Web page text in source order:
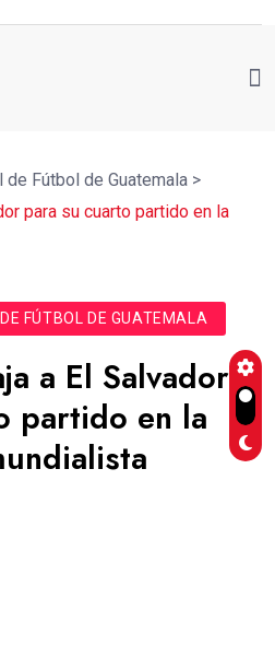
Fútbol de Guatemala >
para su cuarto partido en la
FÚTBOL DE GUATEMALA
a El Salvador
partido en la